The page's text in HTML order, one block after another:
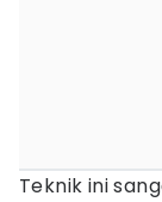
Teknik ini